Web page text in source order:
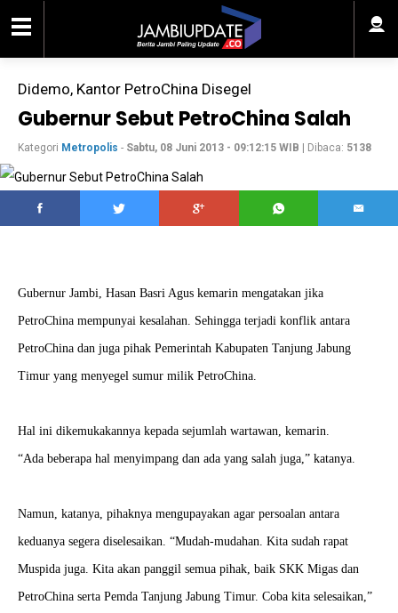
Didemo, Kantor PetroChina Disegel
Gubernur Sebut PetroChina Salah
Kategori Metropolis - Sabtu, 08 Juni 2013 - 09:12:15 WIB | Dibaca: 5138
Gubernur Jambi, Hasan Basri Agus kemarin mengatakan jika
PetroChina mempunyai kesalahan. Sehingga terjadi konflik antara
PetroChina dan juga pihak Pemerintah Kabupaten Tanjung Jabung
Timur yang menyegel sumur milik PetroChina.
Hal ini dikemukakannya kepada sejumlah wartawan, kemarin.
“Ada beberapa hal menyimpang dan ada yang salah juga,” katanya.
Namun, katanya, pihaknya mengupayakan agar persoalan antara
keduanya segera diselesaikan. “Mudah-mudahan. Kita sudah rapat
Muspida juga. Kita akan panggil semua pihak, baik SKK Migas dan
PetroChina serta Pemda Tanjung Jabung Timur. Coba kita selesaikan,”